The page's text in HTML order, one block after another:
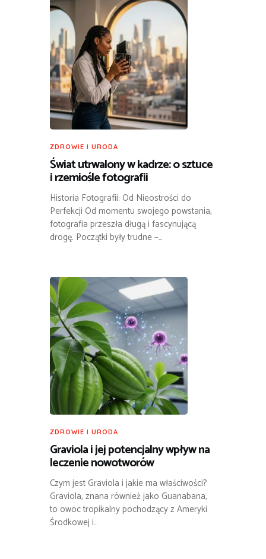
ZDROWIE I URODA
Świat utrwalony w kadrze: o sztuce
i rzemiośle fotografii
Historia Fotografii: Od Nieostrości do
Perfekcji Od momentu swojego powstania,
fotografia przeszła długą i fascynującą
drogę. Początki były trudne –…
ZDROWIE I URODA
Graviola i jej potencjalny wpływ na
leczenie nowotworów
Czym jest Graviola i jakie ma właściwości?
Graviola, znana również jako Guanabana,
to owoc tropikalny pochodzący z Ameryki
Środkowej i…